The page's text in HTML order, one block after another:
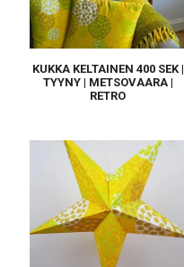
KUKKA KELTAINEN 400 SEK |
TYYNY | METSOVAARA |
RETRO